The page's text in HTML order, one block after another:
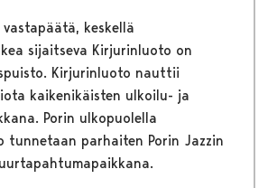
keskellä
sijaitseva Kirjurinluoto on
Kirjurinluoto nauttii
kaikenikäisten ulkoilu- ja
Porin ulkopuolella
tunnetaan parhaiten Porin Jazzin